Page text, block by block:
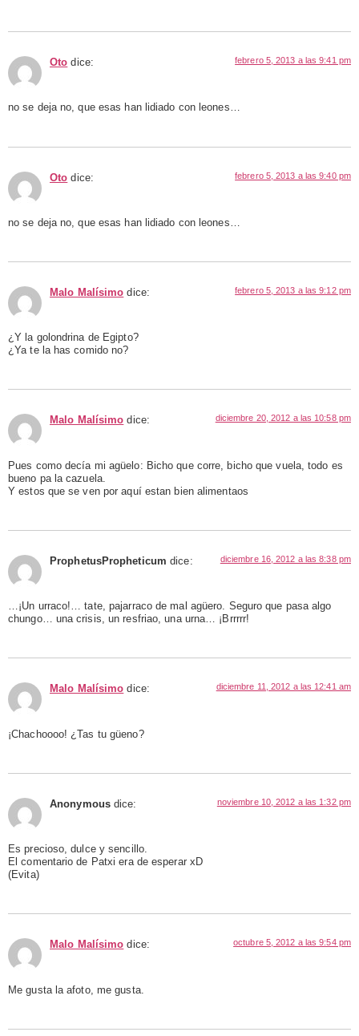
Oto dice: febrero 5, 2013 a las 9:41 pm
no se deja no, que esas han lidiado con leones…
Oto dice: febrero 5, 2013 a las 9:40 pm
no se deja no, que esas han lidiado con leones…
Malo Malísimo dice: febrero 5, 2013 a las 9:12 pm
¿Y la golondrina de Egipto?
¿Ya te la has comido no?
Malo Malísimo dice: diciembre 20, 2012 a las 10:58 pm
Pues como decía mi agüelo: Bicho que corre, bicho que vuela, todo es
bueno pa la cazuela.
Y estos que se ven por aquí estan bien alimentaos
ProphetusPropheticum dice: diciembre 16, 2012 a las 8:38 pm
…¡Un urraco!… tate, pajarraco de mal agüero. Seguro que pasa algo
chungo… una crisis, un resfriao, una urna… ¡Brrrrr!
Malo Malísimo dice: diciembre 11, 2012 a las 12:41 am
¡Chachoooo! ¿Tas tu güeno?
Anonymous dice: noviembre 10, 2012 a las 1:32 pm
Es precioso, dulce y sencillo.
El comentario de Patxi era de esperar xD
(Evita)
Malo Malísimo dice: octubre 5, 2012 a las 9:54 pm
Me gusta la afoto, me gusta.